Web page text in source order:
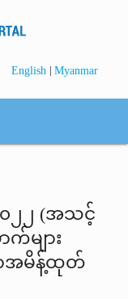
English | Myanmar
၀၂၂ (အသင့်
များ
အမိန့်ထုတ်